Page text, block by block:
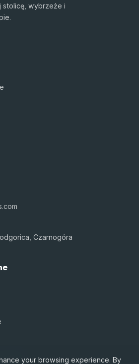
your browsing experience. By
stolicę, wybrzeże i
Czarnogóra